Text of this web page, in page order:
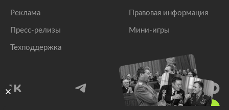
Реклама
Пресс-релизы
Техподдержка
Правовая информация
Мини-игры